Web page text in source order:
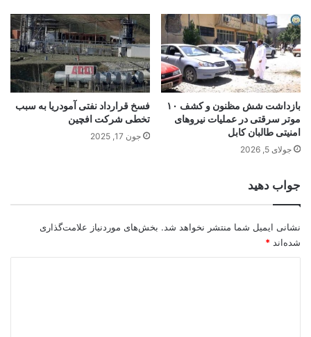
بازداشت شش مظنون و کشف ۱۰
موتر سرقتی در عملیات نیروهای
امنیتی طالبان کابل
جولای 5, 2026
فسخ قرارداد نفتی آمودریا به سبب
تخطی شرکت افچین
جون 17, 2025
جواب دهید
نشانی ایمیل شما منتشر نخواهد شد. بخش‌های موردنیاز علامت‌گذاری
شده‌اند *